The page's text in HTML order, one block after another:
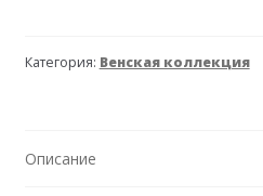
Грац
Категория: Венская коллекция
Описание